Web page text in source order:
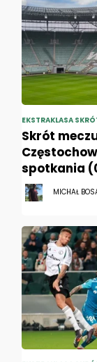
EKSTRAKLASA
Skrót
spotkania
MICHAŁ